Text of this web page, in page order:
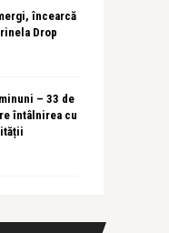
încearcă
Drop
– 33 de
întâlnirea cu